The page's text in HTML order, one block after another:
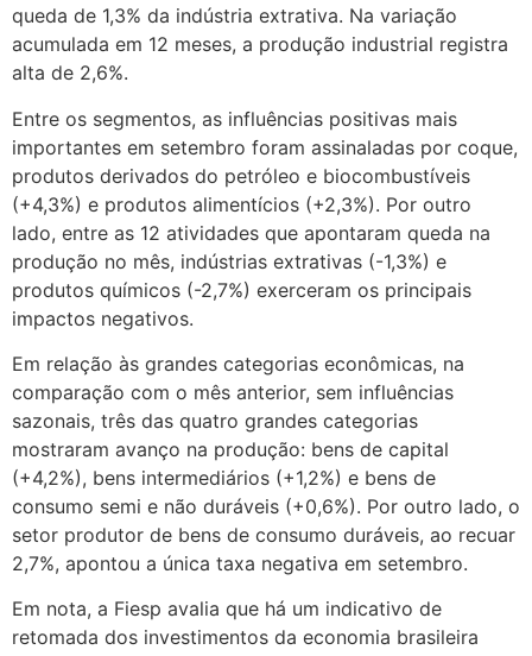
queda de 1,3% da indústria extrativa. Na variação
acumulada em 12 meses, a produção industrial registra
alta de 2,6%.
Entre os segmentos, as influências positivas mais
importantes em setembro foram assinaladas por coque,
produtos derivados do petróleo e biocombustíveis
(+4,3%) e produtos alimentícios (+2,3%). Por outro
lado, entre as 12 atividades que apontaram queda na
produção no mês, indústrias extrativas (-1,3%) e
produtos químicos (-2,7%) exerceram os principais
impactos negativos.
Em relação às grandes categorias econômicas, na
comparação com o mês anterior, sem influências
sazonais, três das quatro grandes categorias
mostraram avanço na produção: bens de capital
(+4,2%), bens intermediários (+1,2%) e bens de
consumo semi e não duráveis (+0,6%). Por outro lado, o
setor produtor de bens de consumo duráveis, ao recuar
2,7%, apontou a única taxa negativa em setembro.
Em nota, a Fiesp avalia que há um indicativo de
retomada dos investimentos da economia brasileira